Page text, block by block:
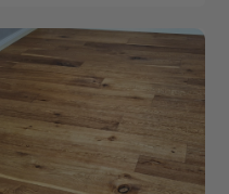
war es, das Holz
und
Gleichzeitig
die
des Teakholzes